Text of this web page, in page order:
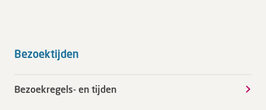
Bezoektijden
Bezoekregels- en tijden